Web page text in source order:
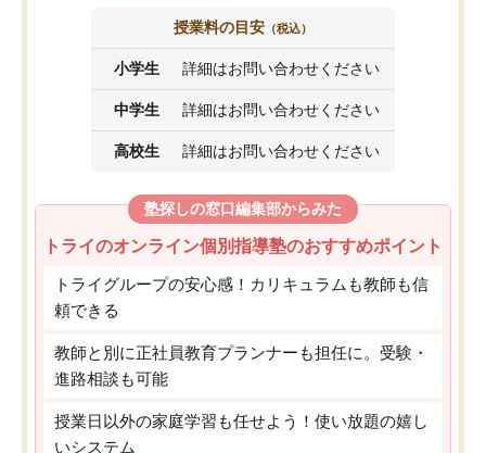
授業料の目安 （税込）
小学生 詳細はお問い合わせください
中学生 詳細はお問い合わせください
高校生 詳細はお問い合わせください
塾探しの窓口編集部からみた
トライのオンライン個別指導塾のおすすめポイント
トライグループの安心感！カリキュラムも教師も信
頼できる
教師と別に正社員教育プランナーも担任に。受験・
進路相談も可能
授業日以外の家庭学習も任せよう！使い放題の嬉し
いシステム